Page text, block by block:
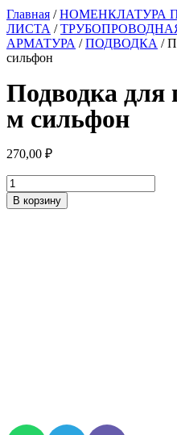
Главная /НОМЕНКЛАТУРА
ЛИСТА /
АРМАТУРА /ПОДВОДКА /
сильфон
Подводка для
м сильфон
270,00 ₽
Количество
товара
Подводка
В корзину